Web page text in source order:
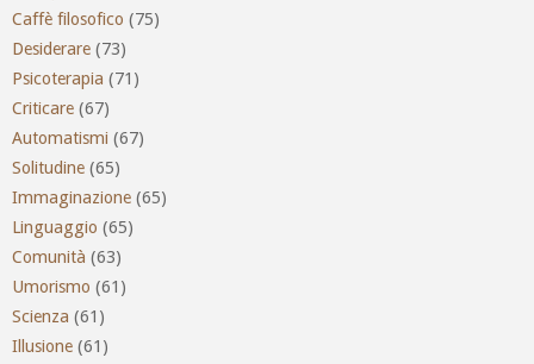
Caffè filosofico (75)
Desiderare (73)
Psicoterapia (71)
Criticare (67)
Automatismi (67)
Solitudine (65)
Immaginazione (65)
Linguaggio (65)
Comunità (63)
Umorismo (61)
Scienza (61)
Illusione (61)